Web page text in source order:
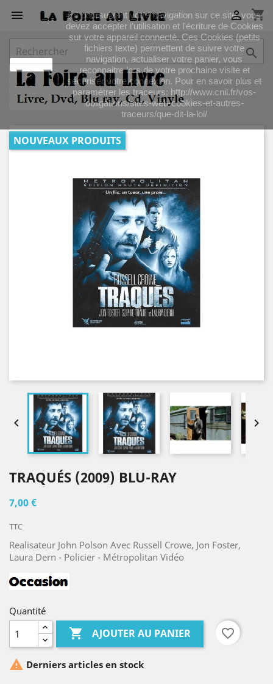
J'accepte
En poursuivant votre navigation sur ce site, vous
devez accepter l’utilisation et l'écriture de Cookies
sur votre appareil connecté. Ces Cookies (petits
fichiers texte) permettent de suivre votre
navigation, actualiser votre panier, vous
reconnaitre lors de votre prochaine visite et
sécuriser votre connexion. Pour en savoir plus et
paramétrer les traceurs: http://www.cnil.fr/vos-
obligations/sites-web-cookies-et-autres-
traceurs/que-dit-la-loi/
 shopping_cart


NOUVEAUX PRODUITS
 
TRAQUÉS (2009) BLU-RAY
7,00 €
TTC
Realisateur John Polson Avec Russell Crowe, Jon Foster,
Laura Dern - Policier - Métropolitan Vidéo
Quantité
 AJOUTER AU PANIER favorite_border
 Derniers articles en stock